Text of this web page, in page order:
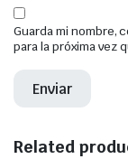
Guarda mi nombre,
para la próxima vez
Related